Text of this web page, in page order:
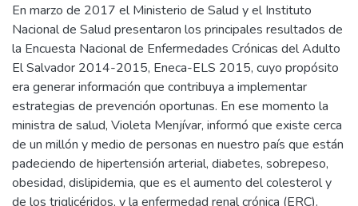
En marzo de 2017 el Ministerio de Salud y el Instituto
Nacional de Salud presentaron los principales resultados de
la Encuesta Nacional de Enfermedades Crónicas del Adulto
El Salvador 2014-2015, Eneca-ELS 2015, cuyo propósito
era generar información que contribuya a implementar
estrategias de prevención oportunas. En ese momento la
ministra de salud, Violeta Menjívar, informó que existe cerca
de un millón y medio de personas en nuestro país que están
padeciendo de hipertensión arterial, diabetes, sobrepeso,
obesidad, dislipidemia, que es el aumento del colesterol y
de los triglicéridos, y la enfermedad renal crónica (ERC).